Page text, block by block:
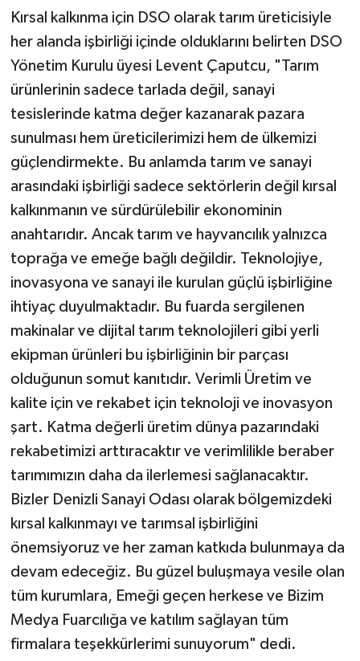
Kırsal kalkınma için DSO olarak tarım üreticisiyle
her alanda işbirliği içinde olduklarını belirten DSO
Yönetim Kurulu üyesi Levent Çaputcu, "Tarım
ürünlerinin sadece tarlada değil, sanayi
tesislerinde katma değer kazanarak pazara
sunulması hem üreticilerimizi hem de ülkemizi
güçlendirmekte. Bu anlamda tarım ve sanayi
arasındaki işbirliği sadece sektörlerin değil kırsal
kalkınmanın ve sürdürülebilir ekonominin
anahtarıdır. Ancak tarım ve hayvancılık yalnızca
toprağa ve emeğe bağlı değildir. Teknolojiye,
inovasyona ve sanayi ile kurulan güçlü işbirliğine
ihtiyaç duyulmaktadır. Bu fuarda sergilenen
makinalar ve dijital tarım teknolojileri gibi yerli
ekipman ürünleri bu işbirliğinin bir parçası
olduğunun somut kanıtıdır. Verimli Üretim ve
kalite için ve rekabet için teknoloji ve inovasyon
şart. Katma değerli üretim dünya pazarındaki
rekabetimizi arttıracaktır ve verimlilikle beraber
tarımımızın daha da ilerlemesi sağlanacaktır.
Bizler Denizli Sanayi Odası olarak bölgemizdeki
kırsal kalkınmayı ve tarımsal işbirliğini
önemsiyoruz ve her zaman katkıda bulunmaya da
devam edeceğiz. Bu güzel buluşmaya vesile olan
tüm kurumlara, Emeği geçen herkese ve Bizim
Medya Fuarcılığa ve katılım sağlayan tüm
firmalara teşekkürlerimi sunuyorum" dedi.